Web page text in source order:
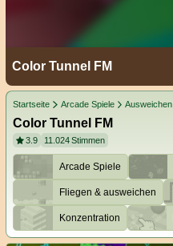
Color Tunnel FM
Startseite Arcade Spiele Ausweichen
Color Tunnel FM
3.9 11.024Stimmen
Arcade Spiele
Fliegen & ausweichen
Konzentration